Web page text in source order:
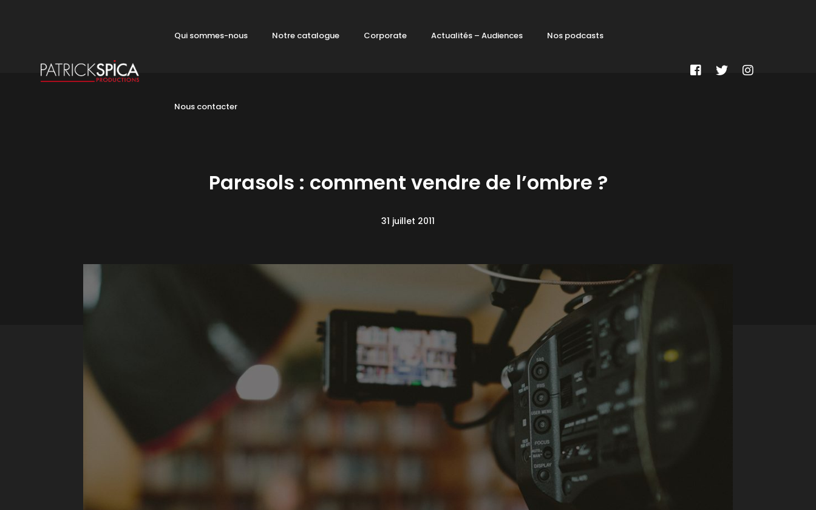
Qui sommes-nous Notre catalogue Corporate Actualités – Audiences Nos podcasts
Nous contacter
Parasols : comment vendre de l’ombre ?
31 juillet 2011